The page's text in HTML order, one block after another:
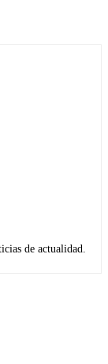
de actualidad.